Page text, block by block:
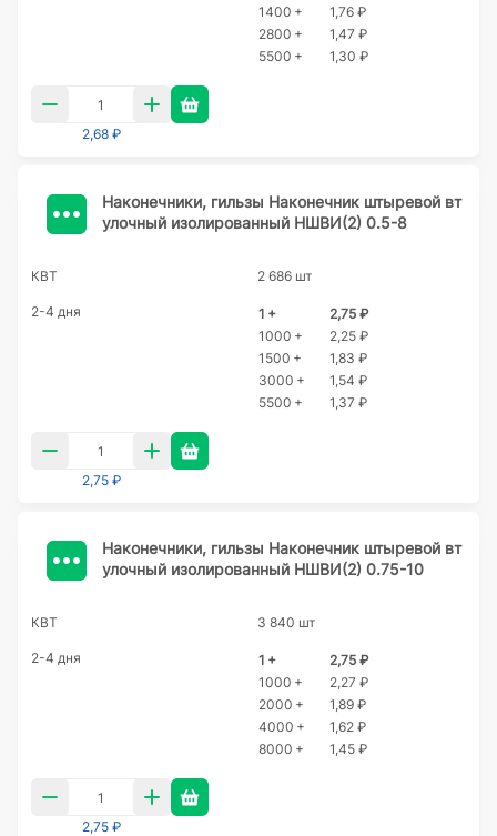
1400 +
1,76 ₽
2800 +
1,47 ₽
5500 +
1,30 ₽
2,68 ₽
Наконечники, гильзы Наконечник штыревой вт
улочный изолированный НШВИ(2) 0.5-8
КВТ 2 686 шт
2-4 дня 1 +
2,75 ₽
1000 +
2,25 ₽
1500 +
1,83 ₽
3000 +
1,54 ₽
5500 +
1,37 ₽
2,75 ₽
Наконечники, гильзы Наконечник штыревой вт
улочный изолированный НШВИ(2) 0.75-10
КВТ 3 840 шт
2-4 дня 1 +
2,75 ₽
1000 +
2,27 ₽
2000 +
1,89 ₽
4000 +
1,62 ₽
8000 +
1,45 ₽
2,75 ₽